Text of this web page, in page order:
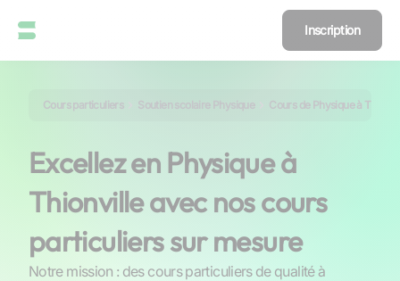
Inscription
Cours particuliers Soutien scolaire Physique Cours de Physique à
Excellez en Physique à
Thionville avec nos cours
particuliers sur mesure
Notre mission : des cours particuliers de qualité à